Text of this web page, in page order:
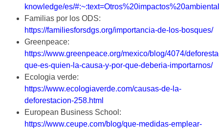
knowledge/es/
Familias por los ODS:
https://familiesforsdgs.org/importancia-de-los-bosques/
Greenpeace:
https://www.greenpeace.org/mexico/blog/4074/
que-es-quien-la-causa-y-por-que-deberia-importarnos/
Ecologia verde:
https://www.ecologiaverde.com/causas-de-la-
deforestacion-258.html
European Business School:
https://www.ceupe.com/blog/que-medidas-emplear-